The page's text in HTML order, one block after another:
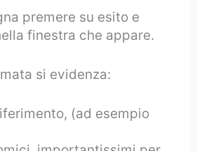
premere su esito e
finestra che appare.
si evidenza:
(ad esempio